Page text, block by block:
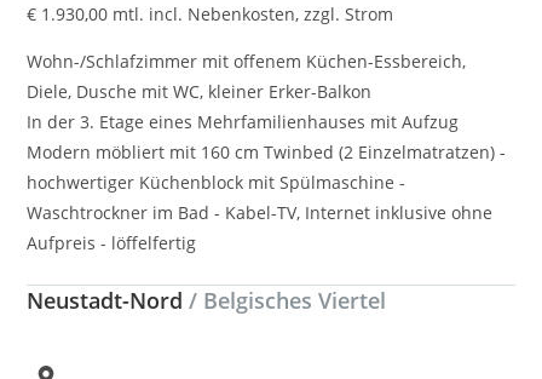
€ 1.930,00 mtl. incl. Nebenkosten, zzgl. Strom
Wohn-/Schlafzimmer mit offenem Küchen-Essbereich,
Diele, Dusche mit WC, kleiner Erker-Balkon
In der 3. Etage eines Mehrfamilienhauses mit Aufzug
Modern möbliert mit 160 cm Twinbed (2 Einzelmatratzen) -
hochwertiger Küchenblock mit Spülmaschine -
Waschtrockner im Bad - Kabel-TV, Internet inklusive ohne
Aufpreis - löffelfertig
Neustadt-Nord/ Belgisches Viertel